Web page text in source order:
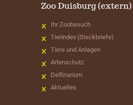
Zoo Duisburg (extern)
Ihr Zoobesuch
Tierindex (Steckbriefe)
Tiere und Anlagen
Artenschutz
Delfinarium
Aktuelles